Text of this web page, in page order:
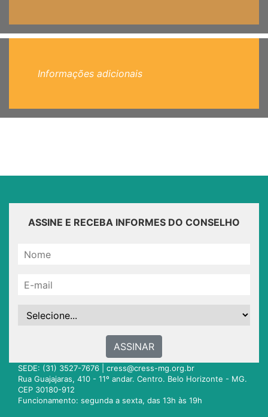
Informações adicionais
ASSINE E RECEBA INFORMES DO CONSELHO
ASSINAR
SEDE: (31) 3527-7676 | cress@cress-mg.org.br
Rua Guajajaras, 410 - 11º andar. Centro. Belo Horizonte - MG.
CEP 30180-912
Funcionamento: segunda a sexta, das 13h às 19h